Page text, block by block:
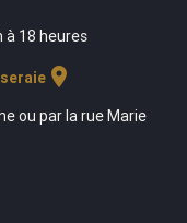
à 18 heures
location_on
ou par la rue Marie